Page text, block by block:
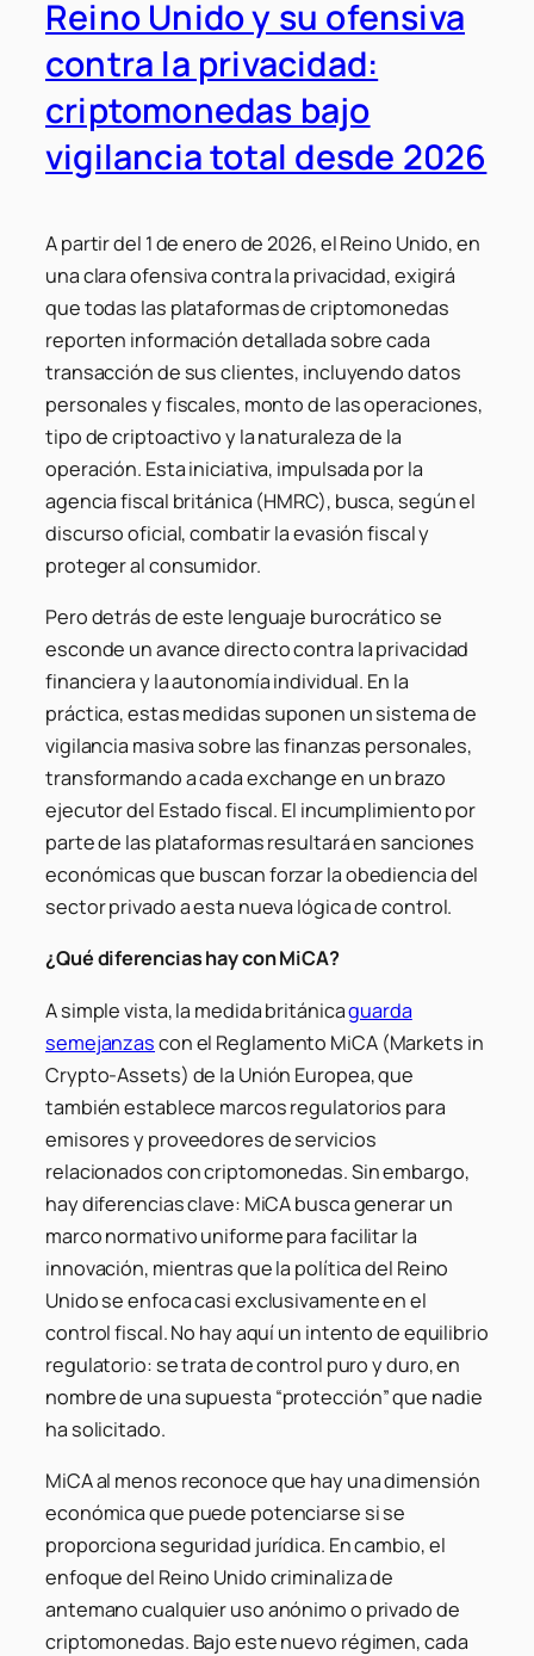
Reino Unido y su ofensiva
contra la privacidad:
criptomonedas bajo
vigilancia total desde 2026
A partir del 1 de enero de 2026, el Reino Unido, en
una clara ofensiva contra la privacidad, exigirá
que todas las plataformas de criptomonedas
reporten información detallada sobre cada
transacción de sus clientes, incluyendo datos
personales y fiscales, monto de las operaciones,
tipo de criptoactivo y la naturaleza de la
operación. Esta iniciativa, impulsada por la
agencia fiscal británica (HMRC), busca, según el
discurso oficial, combatir la evasión fiscal y
proteger al consumidor.
Pero detrás de este lenguaje burocrático se
esconde un avance directo contra la privacidad
financiera y la autonomía individual. En la
práctica, estas medidas suponen un sistema de
vigilancia masiva sobre las finanzas personales,
transformando a cada exchange en un brazo
ejecutor del Estado fiscal. El incumplimiento por
parte de las plataformas resultará en sanciones
económicas que buscan forzar la obediencia del
sector privado a esta nueva lógica de control.
¿Qué diferencias hay con MiCA?
A simple vista, la medida británicaguarda
semejanzascon el Reglamento MiCA (Markets in
Crypto-Assets) de la Unión Europea, que
también establece marcos regulatorios para
emisores y proveedores de servicios
relacionados con criptomonedas. Sin embargo,
hay diferencias clave: MiCA busca generar un
marco normativo uniforme para facilitar la
innovación, mientras que la política del Reino
Unido se enfoca casi exclusivamente en el
control fiscal. No hay aquí un intento de equilibrio
regulatorio: se trata de control puro y duro, en
nombre de una supuesta “protección” que nadie
ha solicitado.
MiCA al menos reconoce que hay una dimensión
económica que puede potenciarse si se
proporciona seguridad jurídica. En cambio, el
enfoque del Reino Unido criminaliza de
antemano cualquier uso anónimo o privado de
criptomonedas. Bajo este nuevo régimen, cada